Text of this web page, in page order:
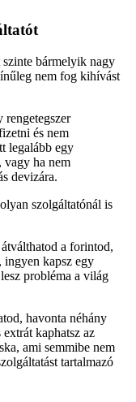
bármelyik nagy
nem fog kihívást
és nem
legalább egy
vagy ha nem
devizára.
szolgáltatónál is
a forintod,
ingyen kapsz egy
probléma a világ
havonta néhány
kaphatsz az
ami semmibe nem
tartalmazó